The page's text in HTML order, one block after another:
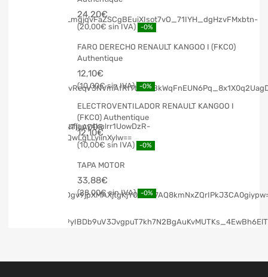
24,20€
20,00€ -0%
FARO DERECHO RENAULT KANGOO I (FKC0)
Authentique
12,10€
10,00€ -0%
ELECTROVENTILADOR RENAULT KANGOO I
(FKC0) Authentique
12,10€
10,00€ -0%
TAPA MOTOR
33,88€
28,00€ -0%